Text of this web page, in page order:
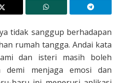
tidak sanggup berhadapan
rumah tangga. Andai kata
dan isteri masih boleh
demi menjaga emosi dan